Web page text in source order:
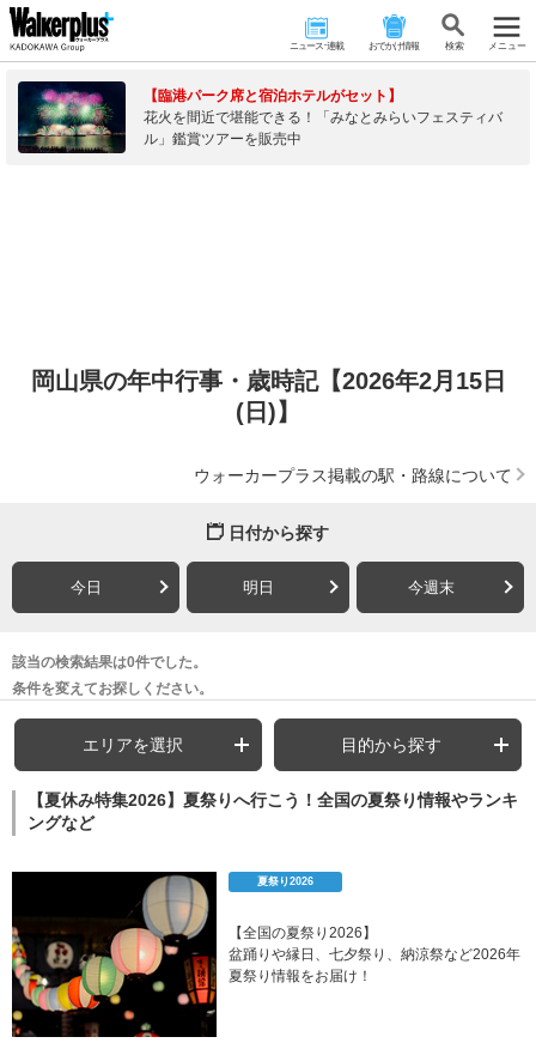
ニュース･連載 おでかけ情報 検 索 メニュー
【臨港パーク席と宿泊ホテルがセット】
花火を間近で堪能できる！「みなとみらいフェスティバ
ル」鑑賞ツアーを販売中
岡山県の年中行事・歳時記【2026年2月15日
(日)】
ウォーカープラス掲載の駅・路線について
日付から探す
今日 明日 今週末
該当の検索結果は0件でした。
条件を変えてお探しください。
エリアを選択 目的から探す
【夏休み特集2026】夏祭りへ行こう！全国の夏祭り情報やランキ
ングなど
夏祭り2026
【全国の夏祭り2026】
盆踊りや縁日、七夕祭り、納涼祭など2026年
夏祭り情報をお届け！